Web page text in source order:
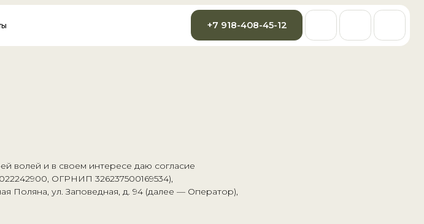
+7 918-408-45-12
волей и в своем интересе даю согласие
ОГРНИП 326237500169534),
Поляна, ул. Заповедная, д. 94 (далее — Оператор),